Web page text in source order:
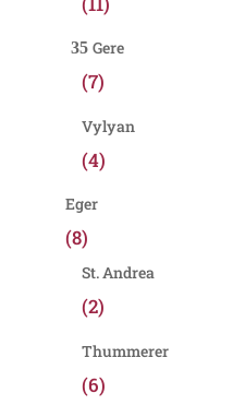
Gere
(7)
Vylyan
(4)
Eger
(8)
St. Andrea
(2)
Thummerer
(6)